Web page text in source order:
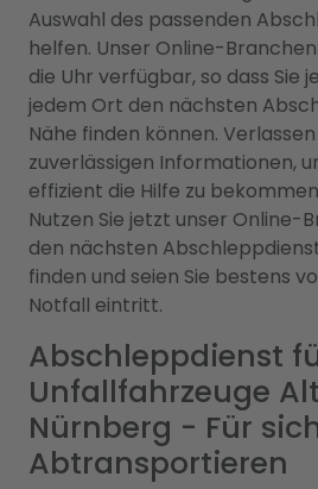
Auswahl des passenden
helfen. Unser Online-
die Uhr verfügbar, so dass Sie
jedem Ort den nächsten
Nähe finden können.
zuverlässigen Informationen,
effizient die Hilfe zu
Nutzen Sie jetzt unser Online-
den nächsten
finden und seien Sie bestens
Notfall eintritt.
Abschleppdienst
Unfallfahrzeuge
Nürnberg - Für
Abtransportieren